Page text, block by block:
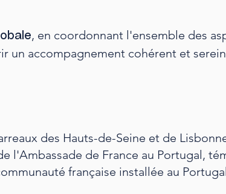
, en coordonnant l'ensemble des
un accompagnement cohérent et
des Hauts-de-Seine et de
l'Ambassade de France au Portugal,
française installée au